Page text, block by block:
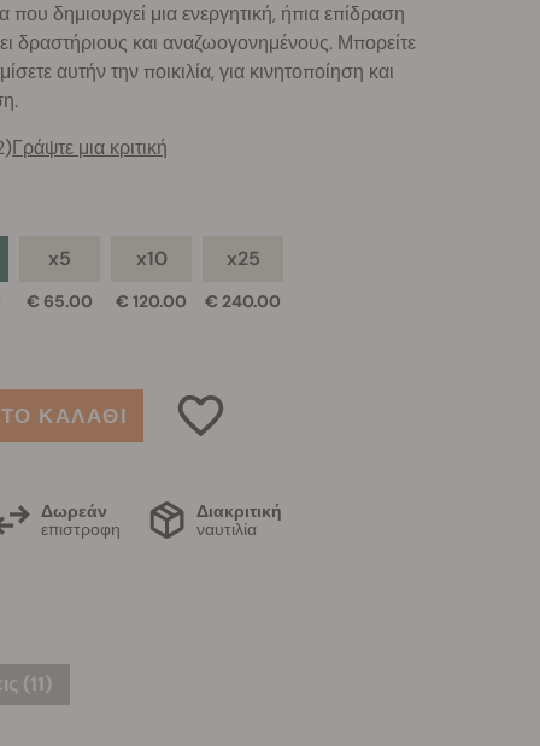
δημιουργεί μια ενεργητική, ήπια επίδραση
δραστήριους και αναζωογονημένους. Μπορείτε
αυτήν την ποικιλία, για κινητοποίηση και
Γράψτε μια κριτική
x5
€ 65.00
x10
€ 120.00
x25
€ 240.00
ΚΑΛΑΘΙ
Δωρεάν
επιστροφη
Διακριτική
ναυτιλία
(11)